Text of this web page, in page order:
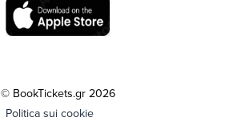
© BookTickets.gr 2026
Politica sui cookie